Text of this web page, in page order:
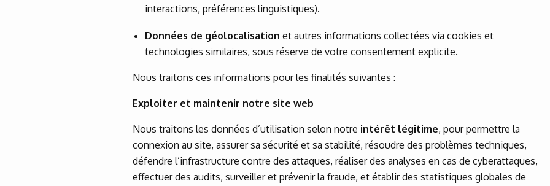
interactions, préférences linguistiques).
Données de géolocalisation et autres informations collectées via cookies et
technologies similaires, sous réserve de votre consentement explicite.
Nous traitons ces informations pour les finalités suivantes :
Exploiter et maintenir notre site web
Nous traitons les données d’utilisation selon notre intérêt légitime, pour permettre la
connexion au site, assurer sa sécurité et sa stabilité, résoudre des problèmes techniques,
défendre l’infrastructure contre des attaques, réaliser des analyses en cas de cyberattaques,
effectuer des audits, surveiller et prévenir la fraude, et établir des statistiques globales de